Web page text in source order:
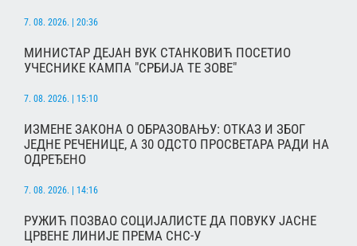
7. 08. 2026. | 20:36
МИНИСТАР ДЕЈАН ВУК СТАНКОВИЋ ПОСЕТИО
УЧЕСНИКЕ КАМПА "СРБИЈА ТЕ ЗОВЕ"
7. 08. 2026. | 15:10
ИЗМЕНЕ ЗАКОНА О ОБРАЗОВАЊУ: ОТКАЗ И ЗБОГ
ЈЕДНЕ РЕЧЕНИЦЕ, А 30 ОДСТО ПРОСВЕТАРА РАДИ НА
ОДРЕЂЕНО
7. 08. 2026. | 14:16
РУЖИЋ ПОЗВАО СОЦИЈАЛИСТЕ ДА ПОВУКУ ЈАСНЕ
ЦРВЕНЕ ЛИНИЈЕ ПРЕМА СНС-У